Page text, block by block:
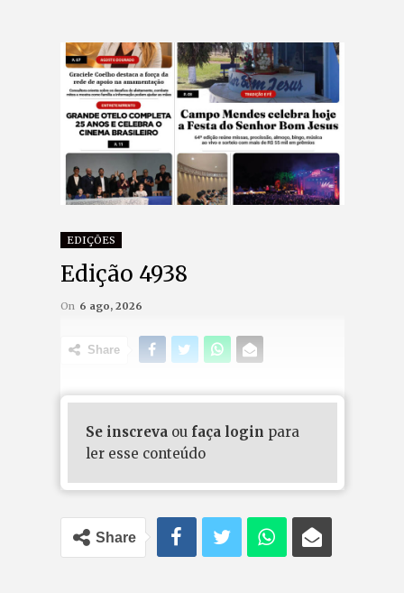
EDIÇÕES
Edição 4938
On 6 ago, 2026
Share
Se inscrevaou faça login para
ler esse conteúdo
Share